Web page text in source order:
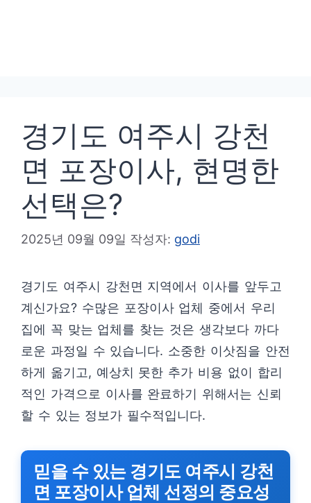
경기도 여주시 강천
면 포장이사, 현명한
선택은?
2025년 09월 09일 작성자: godi
경기도 여주시 강천면 지역에서 이사를 앞두고
계신가요? 수많은 포장이사 업체 중에서 우리
집에 꼭 맞는 업체를 찾는 것은 생각보다 까다
로운 과정일 수 있습니다. 소중한 이삿짐을 안전
하게 옮기고, 예상치 못한 추가 비용 없이 합리
적인 가격으로 이사를 완료하기 위해서는 신뢰
할 수 있는 정보가 필수적입니다.
믿을 수 있는 경기도 여주시 강천
면 포장이사 업체 선정의 중요성